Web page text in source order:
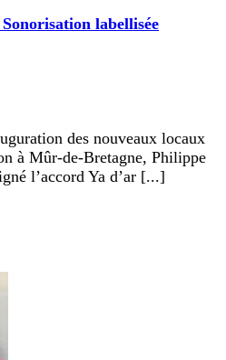
labellisée
des nouveaux locaux
à Mûr-de-Bretagne, Philippe
l’accord Ya d’ar [...]